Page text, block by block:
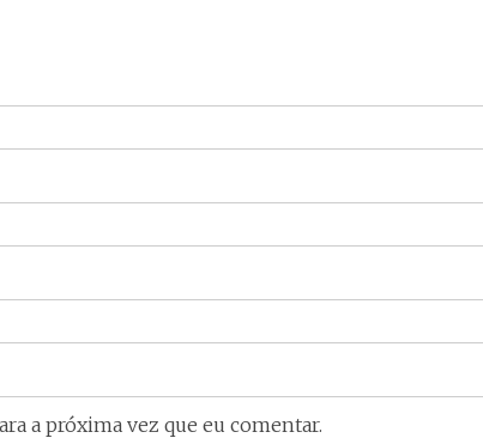
a próxima vez que eu comentar.